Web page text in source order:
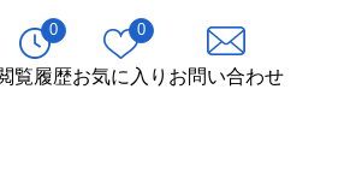
0
覧履歴
0
お気に入り お問い合わせ